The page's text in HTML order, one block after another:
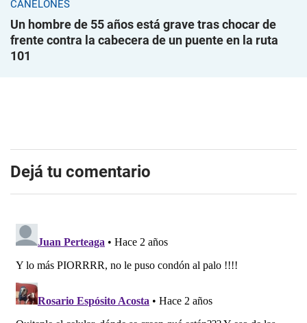
CANELONES
Un hombre de 55 años está grave tras chocar de
frente contra la cabecera de un puente en la ruta
101
Dejá tu comentario